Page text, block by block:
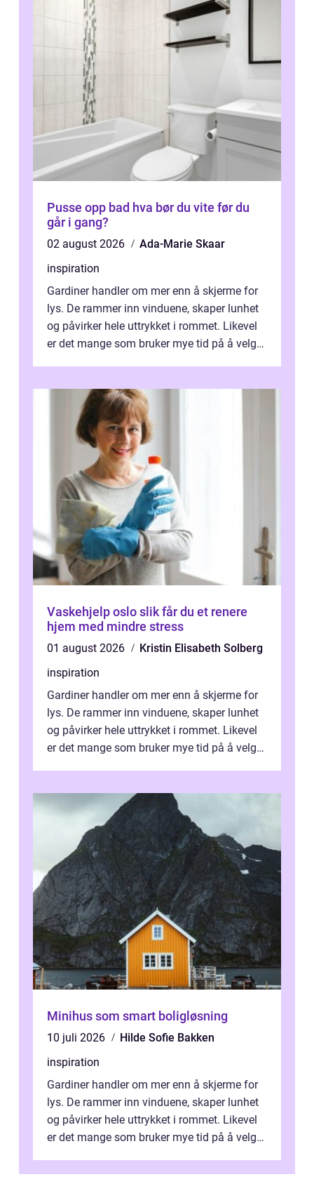
Pusse opp bad hva bør du vite før du
går i gang?
02 august 2026
Ada-Marie Skaar
inspiration
Gardiner handler om mer enn å skjerme for
lys. De rammer inn vinduene, skaper lunhet
og påvirker hele uttrykket i rommet. Likevel
er det mange som bruker mye tid på å velge
Vaskehjelp oslo slik får du et renere
hjem med mindre stress
01 august 2026
Kristin Elisabeth Solberg
inspiration
Gardiner handler om mer enn å skjerme for
lys. De rammer inn vinduene, skaper lunhet
og påvirker hele uttrykket i rommet. Likevel
er det mange som bruker mye tid på å velge
Minihus som smart boligløsning
10 juli 2026
Hilde Sofie Bakken
inspiration
Gardiner handler om mer enn å skjerme for
lys. De rammer inn vinduene, skaper lunhet
og påvirker hele uttrykket i rommet. Likevel
er det mange som bruker mye tid på å velge